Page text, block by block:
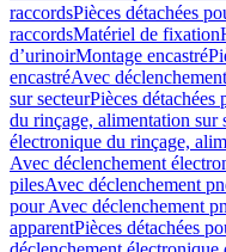
raccordsPièces détachées
raccordsMatériel de fixation
dʼurinoirMontage encastré
encastréAvec
sur secteurPièces
du rinçage, alimentation sur
électronique du rinçage,
Avec déclenchement
pilesAvec déclenchement
pour Avec déclenchement
apparentPièces détachées